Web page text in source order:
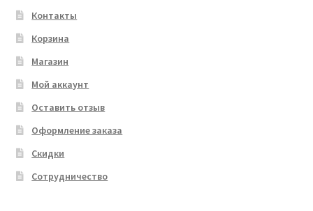
Контакты
Корзина
Магазин
Мой аккаунт
Оставить отзыв
Оформление заказа
Скидки
Сотрудничество